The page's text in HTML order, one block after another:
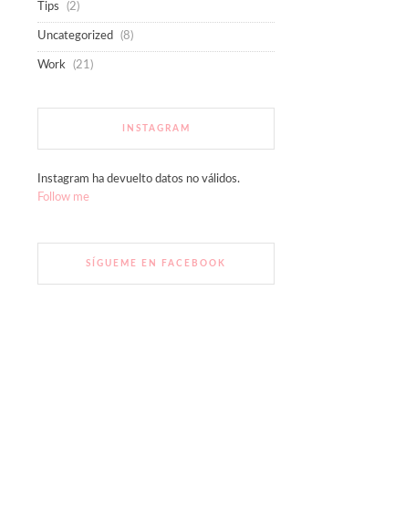
Tips (2)
Uncategorized (8)
Work (21)
INSTAGRAM
Instagram ha devuelto datos no válidos.
Follow me
SÍGUEME EN FACEBOOK